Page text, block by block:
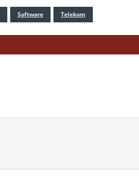
Software Telekom